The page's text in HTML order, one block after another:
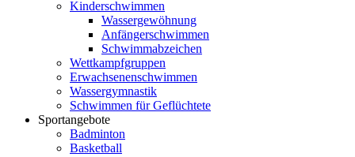
Kinderschwimmen
Wassergewöhnung
Anfängerschwimmen
Schwimmabzeichen
Wettkampfgruppen
Erwachsenenschwimmen
Wassergymnastik
Schwimmen für Geflüchtete
Sportangebote
Badminton
Basketball